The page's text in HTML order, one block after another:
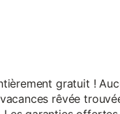
gratuit !
rêvée